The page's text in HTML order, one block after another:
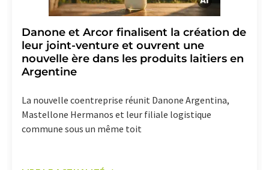
Danone et Arcor finalisent la création de
leur joint-venture et ouvrent une
nouvelle ère dans les produits laitiers en
Argentine
La nouvelle coentreprise réunit Danone Argentina,
Mastellone Hermanos et leur filiale logistique
commune sous un même toit